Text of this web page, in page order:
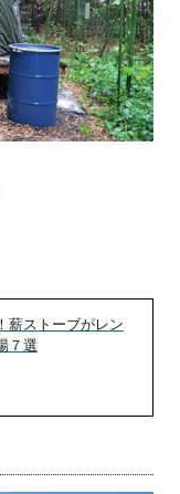
薪ストーブがレン
７選